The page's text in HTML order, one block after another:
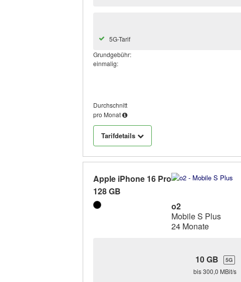
5G-Tarif
Grundgebühr:
einmalig:
Durchschnitt
pro Monat
Tarifdetails
o2
Mobile S Plus
24 Monate
Apple iPhone 16 Pro
128 GB
10 GB 5G
bis 300,0 MBit/s